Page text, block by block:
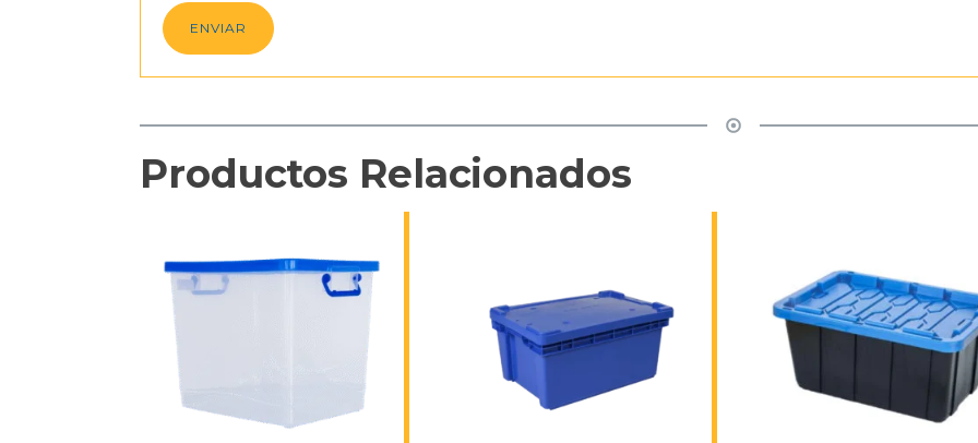
Productos Relacionados